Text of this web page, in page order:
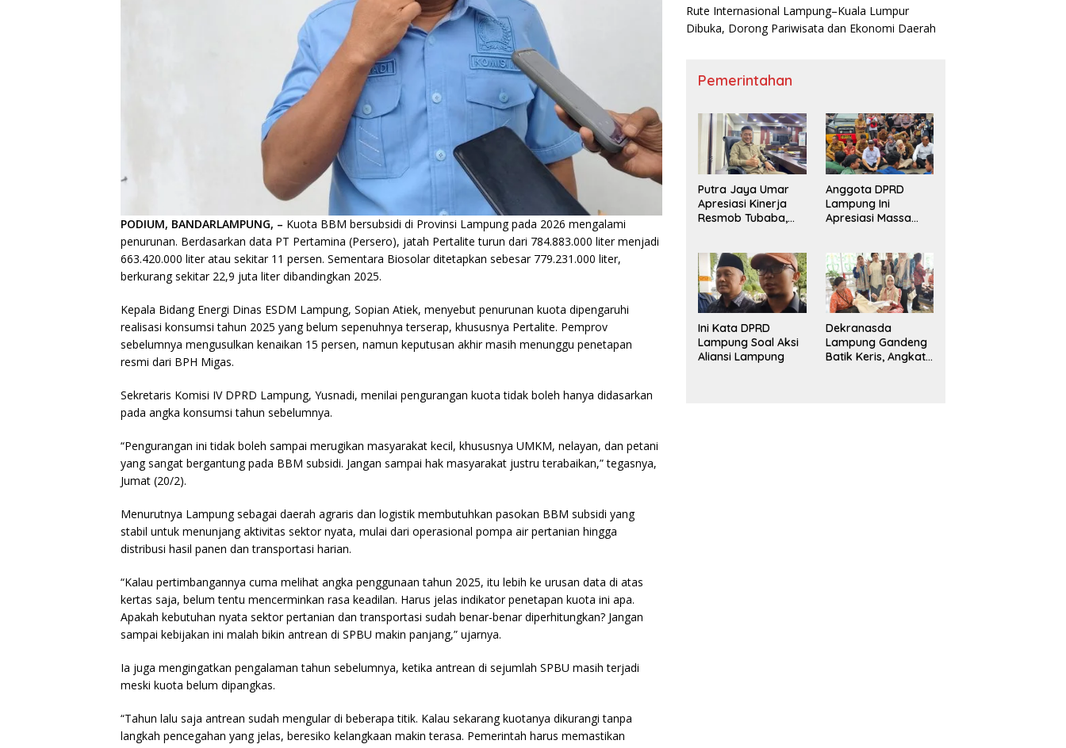
PODIUM, BANDARLAMPUNG, – Kuota BBM bersubsidi di Provinsi Lampung pada 2026 mengalami
penurunan. Berdasarkan data PT Pertamina (Persero), jatah Pertalite turun dari 784.883.000 liter menjadi
663.420.000 liter atau sekitar 11 persen. Sementara Biosolar ditetapkan sebesar 779.231.000 liter,
berkurang sekitar 22,9 juta liter dibandingkan 2025.
Kepala Bidang Energi Dinas ESDM Lampung, Sopian Atiek, menyebut penurunan kuota dipengaruhi
realisasi konsumsi tahun 2025 yang belum sepenuhnya terserap, khususnya Pertalite. Pemprov
sebelumnya mengusulkan kenaikan 15 persen, namun keputusan akhir masih menunggu penetapan
resmi dari BPH Migas.
Sekretaris Komisi IV DPRD Lampung, Yusnadi, menilai pengurangan kuota tidak boleh hanya didasarkan
pada angka konsumsi tahun sebelumnya.
“Pengurangan ini tidak boleh sampai merugikan masyarakat kecil, khususnya UMKM, nelayan, dan petani
yang sangat bergantung pada BBM subsidi. Jangan sampai hak masyarakat justru terabaikan,” tegasnya,
Jumat (20/2).
Menurutnya Lampung sebagai daerah agraris dan logistik membutuhkan pasokan BBM subsidi yang
stabil untuk menunjang aktivitas sektor nyata, mulai dari operasional pompa air pertanian hingga
distribusi hasil panen dan transportasi harian.
“Kalau pertimbangannya cuma melihat angka penggunaan tahun 2025, itu lebih ke urusan data di atas
kertas saja, belum tentu mencerminkan rasa keadilan. Harus jelas indikator penetapan kuota ini apa.
Apakah kebutuhan nyata sektor pertanian dan transportasi sudah benar-benar diperhitungkan? Jangan
sampai kebijakan ini malah bikin antrean di SPBU makin panjang,” ujarnya.
Ia juga mengingatkan pengalaman tahun sebelumnya, ketika antrean di sejumlah SPBU masih terjadi
meski kuota belum dipangkas.
“Tahun lalu saja antrean sudah mengular di beberapa titik. Kalau sekarang kuotanya dikurangi tanpa
langkah pencegahan yang jelas, beresiko kelangkaan makin terasa. Pemerintah harus memastikan
Rute Internasional Lampung–Kuala Lumpur
Dibuka, Dorong Pariwisata dan Ekonomi Daerah
Pemerintahan
Putra Jaya Umar
Apresiasi Kinerja
Resmob Tubaba,
Anggota DPRD
Lampung Ini
Apresiasi Massa
Ini Kata DPRD
Lampung Soal Aksi
Aliansi Lampung
Dekranasda
Lampung Gandeng
Batik Keris, Angkat